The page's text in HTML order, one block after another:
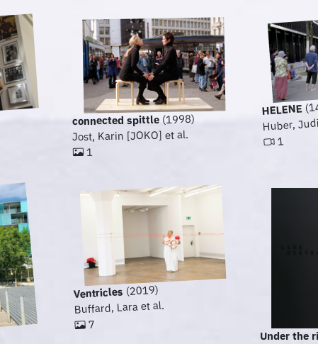
connected spittle(1998)
Jost, Karin [JOKO] et al.
1
HELENE
Huber,
1
Ventricles (2019)
Buffard, Lara et al.
7
Under the